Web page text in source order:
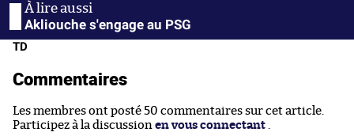
Akliouche s'engage au PSG
TD
Commentaires
Les membres ont posté 50 commentaires sur cet article.
Participez à la discussion en vous connectant